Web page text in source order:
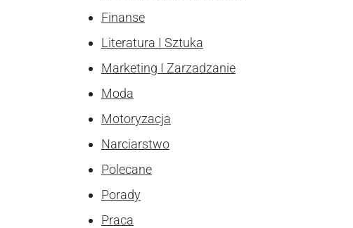
Finanse
Literatura I Sztuka
Marketing I Zarzadzanie
Moda
Motoryzacja
Narciarstwo
Polecane
Porady
Praca